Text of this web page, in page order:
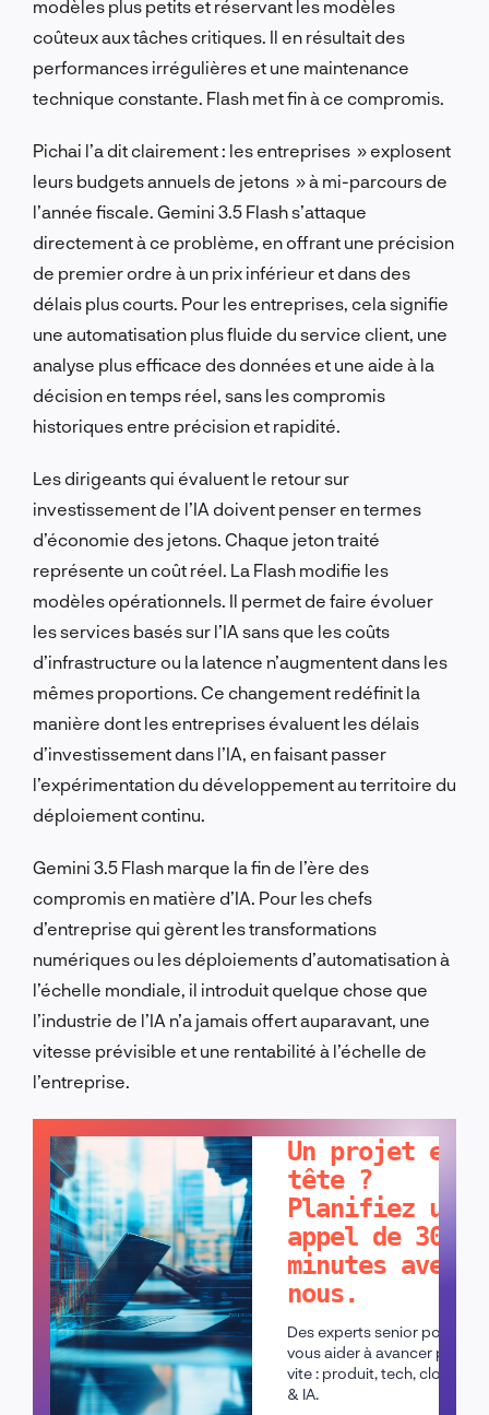
modèles plus petits et réservant les modèles
coûteux aux tâches critiques. Il en résultait des
performances irrégulières et une maintenance
technique constante. Flash met fin à ce compromis.
Pichai l’a dit clairement : les entreprises » explosent
leurs budgets annuels de jetons » à mi-parcours de
l’année fiscale. Gemini 3.5 Flash s’attaque
directement à ce problème, en offrant une précision
de premier ordre à un prix inférieur et dans des
délais plus courts. Pour les entreprises, cela signifie
une automatisation plus fluide du service client, une
analyse plus efficace des données et une aide à la
décision en temps réel, sans les compromis
historiques entre précision et rapidité.
Les dirigeants qui évaluent le retour sur
investissement de l’IA doivent penser en termes
d’économie des jetons. Chaque jeton traité
représente un coût réel. La Flash modifie les
modèles opérationnels. Il permet de faire évoluer
les services basés sur l’IA sans que les coûts
d’infrastructure ou la latence n’augmentent dans les
mêmes proportions. Ce changement redéfinit la
manière dont les entreprises évaluent les délais
d’investissement dans l’IA, en faisant passer
l’expérimentation du développement au territoire du
déploiement continu.
Gemini 3.5 Flash marque la fin de l’ère des
compromis en matière d’IA. Pour les chefs
d’entreprise qui gèrent les transformations
numériques ou les déploiements d’automatisation à
l’échelle mondiale, il introduit quelque chose que
l’industrie de l’IA n’a jamais offert auparavant, une
vitesse prévisible et une rentabilité à l’échelle de
l’entreprise.
Un projet en
tête ?
Planifiez un
appel de 30
minutes avec
nous.
Des experts senior pour
vous aider à avancer plus
vite : produit, tech, cloud
& IA.